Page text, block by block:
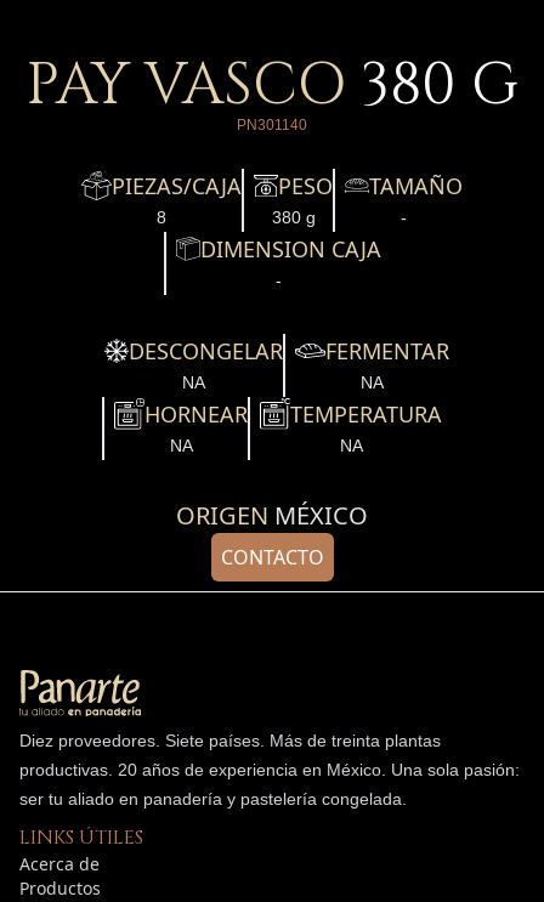
PAY VASCO 380 G
PN301140
PIEZAS/CAJA
8
PESO
380 g
TAMAÑO
-
DIMENSION CAJA
-
DESCONGELAR
NA
FERMENTAR
NA
HORNEAR
NA
TEMPERATURA
NA
ORIGEN MÉXICO
CONTACTO
Diez proveedores. Siete países. Más de treinta plantas
productivas. 20 años de experiencia en México. Una sola pasión:
ser tu aliado en panadería y pastelería congelada.
LINKS ÚTILES
Acerca de
Productos